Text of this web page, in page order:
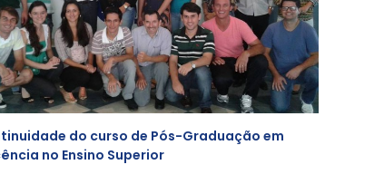
do curso de Pós-Graduação em
no Ensino Superior